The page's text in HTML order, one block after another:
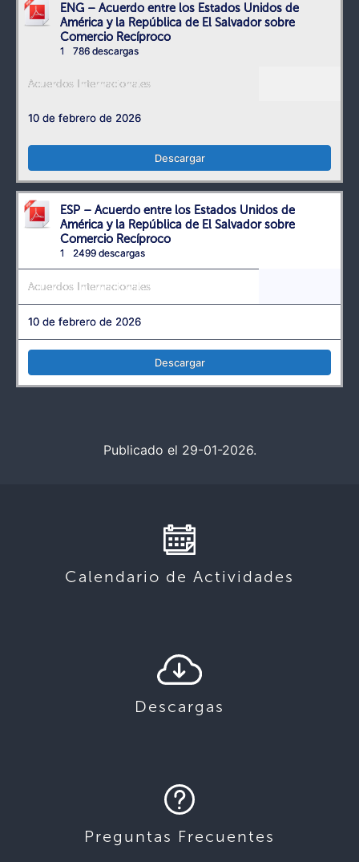
ENG – Acuerdo entre los Estados Unidos de
América y la República de El Salvador sobre
Comercio Recíproco
1 786 descargas
Acuerdos Internacionales
10 de febrero de 2026
Descargar
ESP – Acuerdo entre los Estados Unidos de
América y la República de El Salvador sobre
Comercio Recíproco
1 2499 descargas
Acuerdos Internacionales
10 de febrero de 2026
Descargar
Publicado el 29-01-2026.
Calendario de Actividades
Descargas
Preguntas Frecuentes